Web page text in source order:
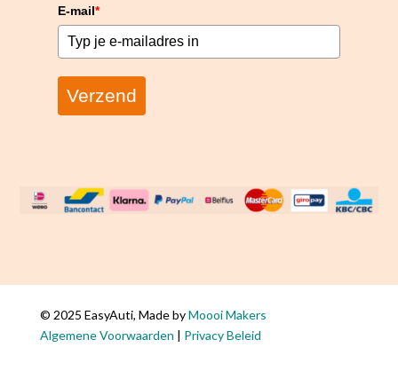
E-mail*
Verzend
© 2025 EasyAuti, Made byMoooi Makers
Algemene Voorwaarden | Privacy Beleid
Meld je nu gratis